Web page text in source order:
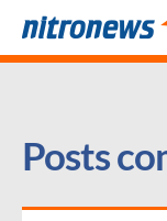
Posts